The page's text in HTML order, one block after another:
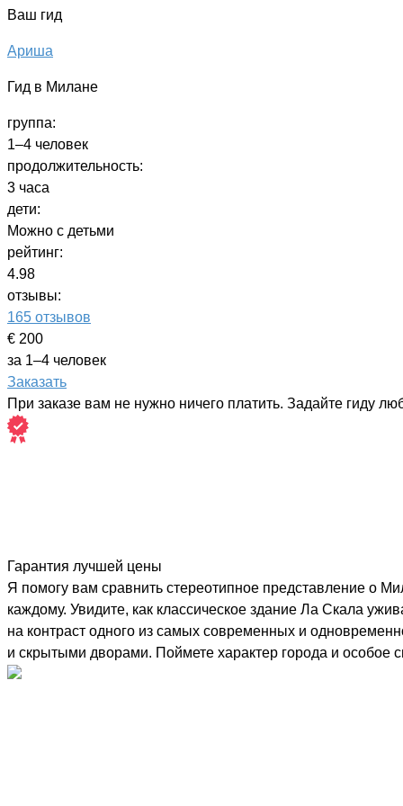
Ваш гид
Ариша
Гид в Милане
группа:
1–4 человек
продолжительность:
3 часа
дети:
Можно с детьми
рейтинг:
4.98
отзывы:
165 отзывов
€ 200
за 1–4 человек
Заказать
При заказе вам не нужно ничего платить. Задайте гиду
Гарантия лучшей цены
Я помогу вам сравнить стереотипное представление о
каждому. Увидите, как классическое здание Ла Скала
на контраст одного из самых современных и
и скрытыми дворами. Поймете характер города и особое